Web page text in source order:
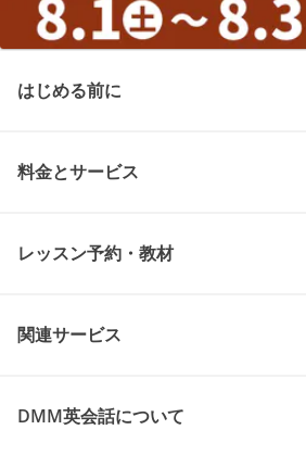
はじめる前に
料金とサービス
レッスン予約・教材
関連サービス
DMM英会話について